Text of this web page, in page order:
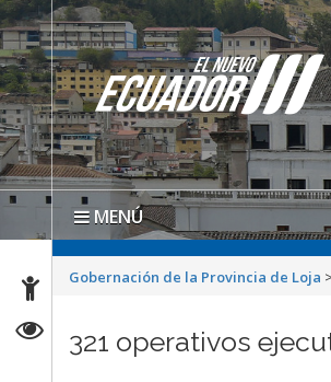
MENÚ
Gobernación de la Provincia de Loja >
321 operativos